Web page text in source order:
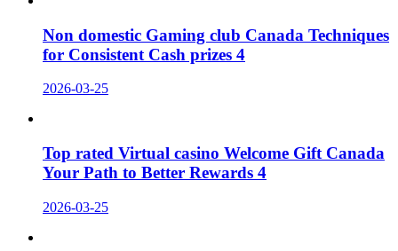
Non domestic Gaming club Canada Techniques
for Consistent Cash prizes 4
2026-03-25
Top rated Virtual casino Welcome Gift Canada
Your Path to Better Rewards 4
2026-03-25